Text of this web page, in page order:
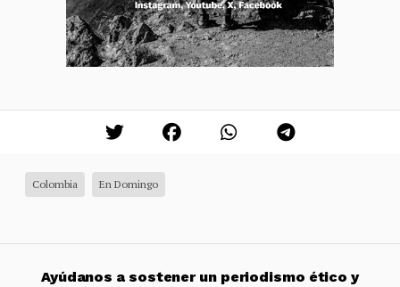
Colombia En Domingo
Ayúdanos a sostener un periodismo ético y